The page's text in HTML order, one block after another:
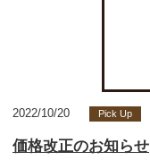
2022/10/20 Pick Up
価格改正のお知らせ